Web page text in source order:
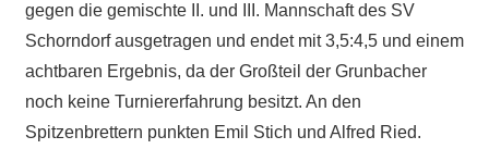
gegen die gemischte II. und III. Mannschaft des SV
Schorndorf ausgetragen und endet mit 3,5:4,5 und einem
achtbaren Ergebnis, da der Großteil der Grunbacher
noch keine Turniererfahrung besitzt. An den
Spitzenbrettern punkten Emil Stich und Alfred Ried.